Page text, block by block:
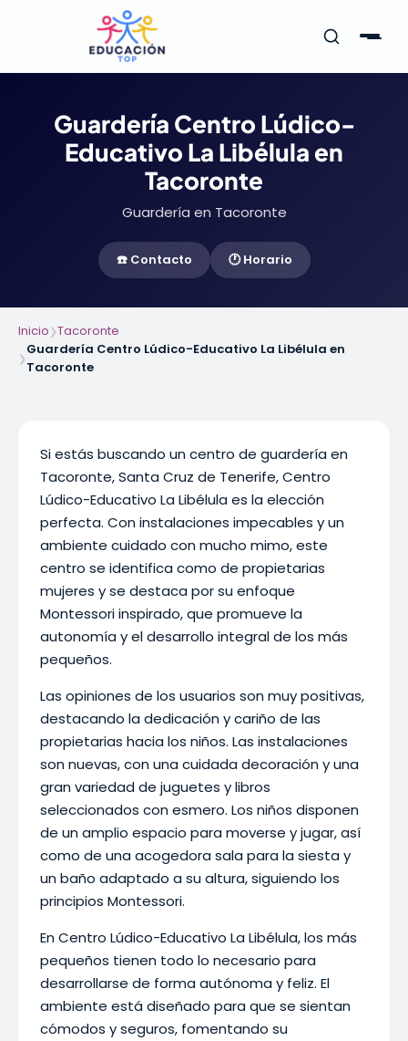
Guardería Centro Lúdico-
Educativo La Libélula en
Tacoronte
Guardería en Tacoronte
☎️ Contacto 🕐 Horario
Inicio❯Tacoronte
❯
Guardería Centro Lúdico-Educativo La Libélula en
Tacoronte
Si estás buscando un centro de guardería en
Tacoronte, Santa Cruz de Tenerife, Centro
Lúdico-Educativo La Libélula es la elección
perfecta. Con instalaciones impecables y un
ambiente cuidado con mucho mimo, este
centro se identifica como de propietarias
mujeres y se destaca por su enfoque
Montessori inspirado, que promueve la
autonomía y el desarrollo integral de los más
pequeños.
Las opiniones de los usuarios son muy positivas,
destacando la dedicación y cariño de las
propietarias hacia los niños. Las instalaciones
son nuevas, con una cuidada decoración y una
gran variedad de juguetes y libros
seleccionados con esmero. Los niños disponen
de un amplio espacio para moverse y jugar, así
como de una acogedora sala para la siesta y
un baño adaptado a su altura, siguiendo los
principios Montessori.
En Centro Lúdico-Educativo La Libélula, los más
pequeños tienen todo lo necesario para
desarrollarse de forma autónoma y feliz. El
ambiente está diseñado para que se sientan
cómodos y seguros, fomentando su